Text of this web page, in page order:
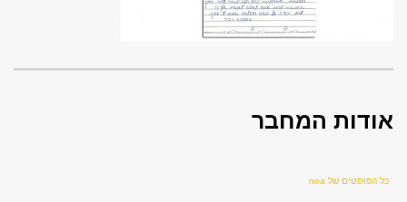
אודות המחבר
כל הפוסטים של noa